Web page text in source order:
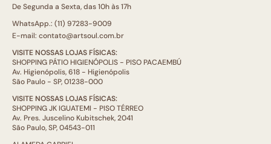
De Segunda a Sexta, das 10h às 17h
WhatsApp.: (11) 97283-9009
E-mail: contato@artsoul.com.br
VISITE NOSSAS LOJAS FÍSICAS:
SHOPPING PÁTIO HIGIENÓPOLIS - PISO PACAEMBÚ
Av. Higienópolis, 618 - Higienópolis
São Paulo - SP, 01238-000
VISITE NOSSAS LOJAS FÍSICAS:
SHOPPING JK IGUATEMI - PISO TÉRREO
Av. Pres. Juscelino Kubitschek, 2041
São Paulo, SP, 04543-011